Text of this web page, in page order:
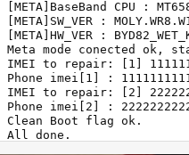
[META]BaseBand CPU :
[META]SW_VER :
[META]HW_VER :
Meta mode conected ok,
IMEI to repair: [1]
Phone imei[1] :
IMEI to repair: [2]
Phone imei[2] :
Clean Boot flag ok.
All done.